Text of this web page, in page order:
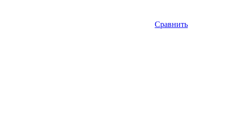
Сравнить